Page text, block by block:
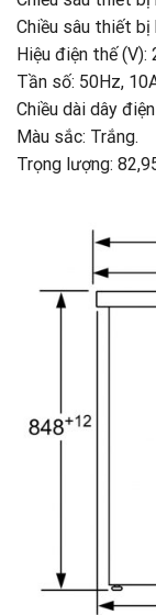
Chiều sâu thiết bị
Hiệu điện thế (V):
Tần số: 50Hz,
Chiều dài dây
Màu sắc: Trắng.
Trọng lượng: